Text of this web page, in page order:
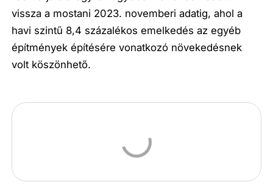
vissza a mostani 2023. novemberi adatig, ahol a
havi szintű 8,4 százalékos emelkedés az egyéb
építmények építésére vonatkozó növekedésnek
volt köszönhető.